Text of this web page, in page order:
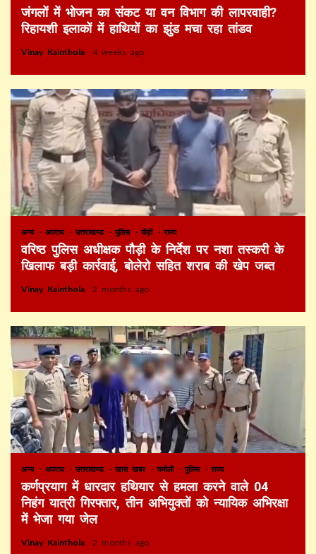
जंगलों में भोजन का संकट या वन विभाग की लापरवाही?
रिहायशी इलाकों में हाथियों का झुंड मचा रहा तांडव
Vinay Kainthola 4 weeks ago
अन्य अपराध उत्तराखण्ड पुलिस पौड़ी राज्य
वरिष्ठ पुलिस अधीक्षक पौड़ी के निर्देश पर नशा तस्करी के
खिलाफ बड़ी कार्रवाई, बोलेरो सहित शराब की खेप जब्त
Vinay Kainthola 2 months ago
अन्य अपराध उत्तराखण्ड खास खबर चमोली पुलिस राज्य
कर्णप्रयाग में धारदार हथियार से हमला करने वाले 04
निहंग यात्री गिरफ्तार, तीन अभियुक्तों को न्यायिक अभिरक्षा
में भेजा गया जेल
Vinay Kainthola 2 months ago